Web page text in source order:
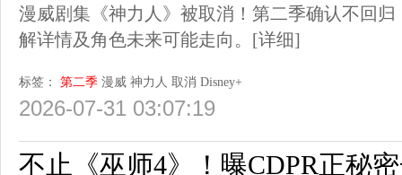
漫威剧集《神力人》被取消！第二季确认不回
解详情及角色未来可能走向。 [详细]
标签： 第二季 漫威 神力人 取消 Disney+
2026-07-31 03:07:19
不止《巫师4》！曝CDPR正秘